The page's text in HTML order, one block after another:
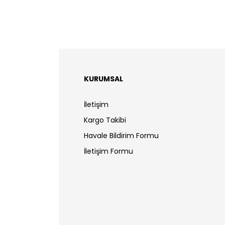
KURUMSAL
İletişim
Kargo Takibi
Havale Bildirim Formu
İletişim Formu